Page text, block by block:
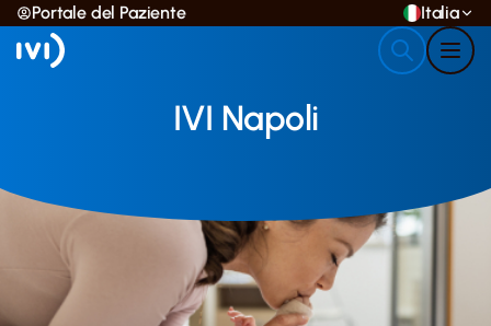
Portale del Paziente Italia
IVI Napoli